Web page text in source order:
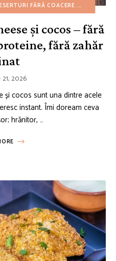
FĂRĂ COACERE DESERTURI
și cocos – fără
fără zahăr
2026
și cocos sunt una dintre acele
instant. Îmi doream ceva
hrănitor, …